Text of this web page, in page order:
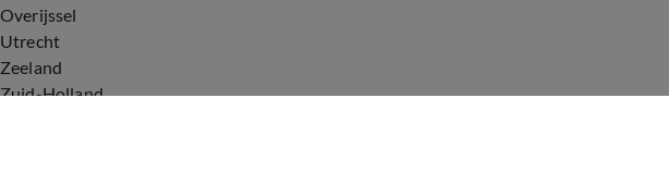
Overijssel
Utrecht
Zeeland
Zuid-Holland